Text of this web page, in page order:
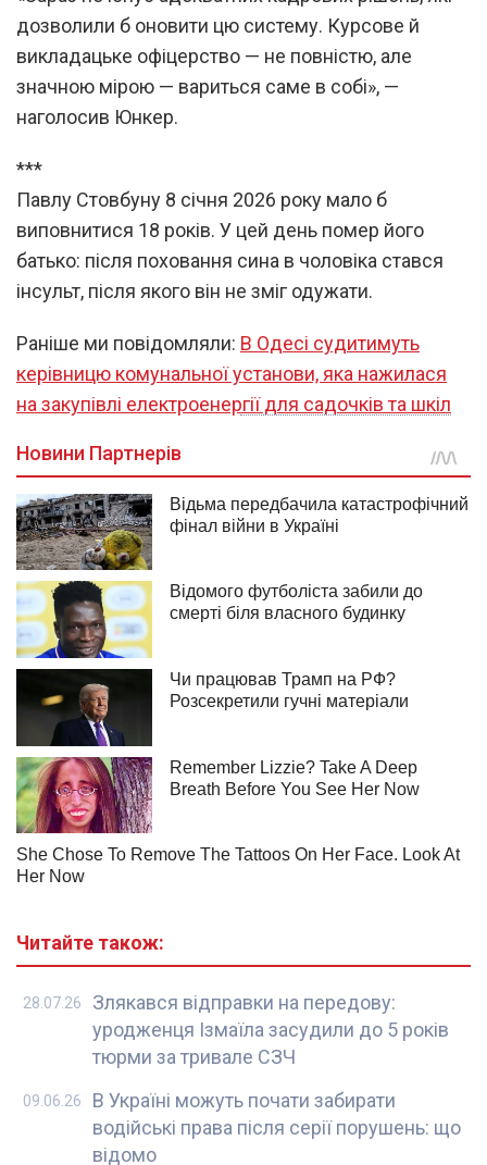
дозволили б оновити цю систему. Курсове й
викладацьке офіцерство — не повністю, але
значною мірою — вариться саме в собі», —
наголосив Юнкер.
***
Павлу Стовбуну 8 січня 2026 року мало б
виповнитися 18 років. У цей день помер його
батько: після поховання сина в чоловіка стався
інсульт, після якого він не зміг одужати.
Раніше ми повідомляли: В Одесі судитимуть
керівницю комунальної установи, яка нажилася
на закупівлі електроенергії для садочків та шкіл
Читайте також:
Злякався відправки на передову:
уродженця Ізмаїла засудили до 5 років
тюрми за тривале СЗЧ
28.07.26
В Україні можуть почати забирати
водійські права після серії порушень: що
відомо
09.06.26